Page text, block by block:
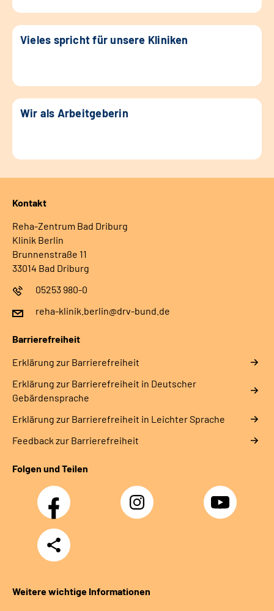
Vieles spricht für unsere Kliniken
Wir als Arbeitgeberin
Kontakt
Reha-Zentrum Bad Driburg
Klinik Berlin
Brunnenstraße 11
33014 Bad Driburg
05253 980-0
reha-klinik.berlin@drv-bund.de
Barrierefreiheit
Erklärung zur Barrierefreiheit
Erklärung zur Barrierefreiheit in Deutscher
Gebärdensprache
Erklärung zur Barrierefreiheit in Leichter Sprache
Feedback zur Barrierefreiheit
Folgen und Teilen
Facebook Instagram YouTube
Teilen
Weitere wichtige Informationen